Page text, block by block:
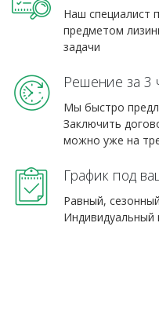
Наш специалист
предметом
задачи
Решение за 3
Мы быстро
Заключить
можно уже на
График под
Равный,
Индивидуальный